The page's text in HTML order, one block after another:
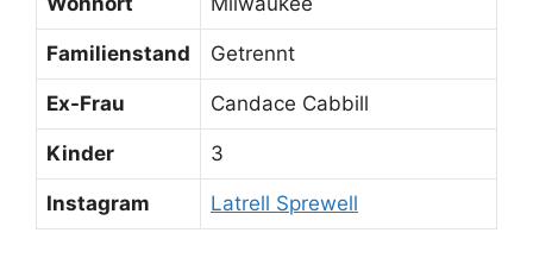
Familienstand Getrennt
Ex-Frau Candace Cabbill
Kinder 3
Instagram Latrell Sprewell